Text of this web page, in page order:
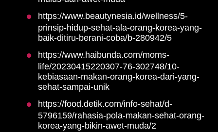
https://www.beautynesia.id/wellness/5-
prinsip-hidup-sehat-ala-orang-korea-yang-
baik-ditiru-berani-coba/b-280942/5
https://www.haibunda.com/moms-
life/20230415220307-76-302748/10-
kebiasaan-makan-orang-korea-dari-yang-
sehat-sampai-unik
https://food.detik.com/info-sehat/d-
5796159/rahasia-pola-makan-sehat-orang-
korea-yang-bikin-awet-muda/2